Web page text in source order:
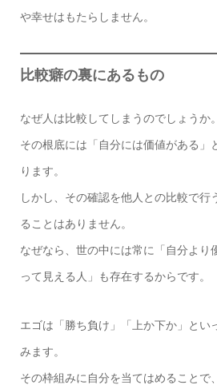
や幸せはもたらしません。
比較癖の裏にあるもの
なぜ人は比較してしまうのでしょうか。
その根底には「自分には価値がある」
ります。
しかし、その確認を他人との比較で行
ることはありません。
なぜなら、世の中には常に「自分より
って見える人」も存在するからです。
エゴは「勝ち負け」「上か下か」とい
みます。
その枠組みに自分を当てはめることで